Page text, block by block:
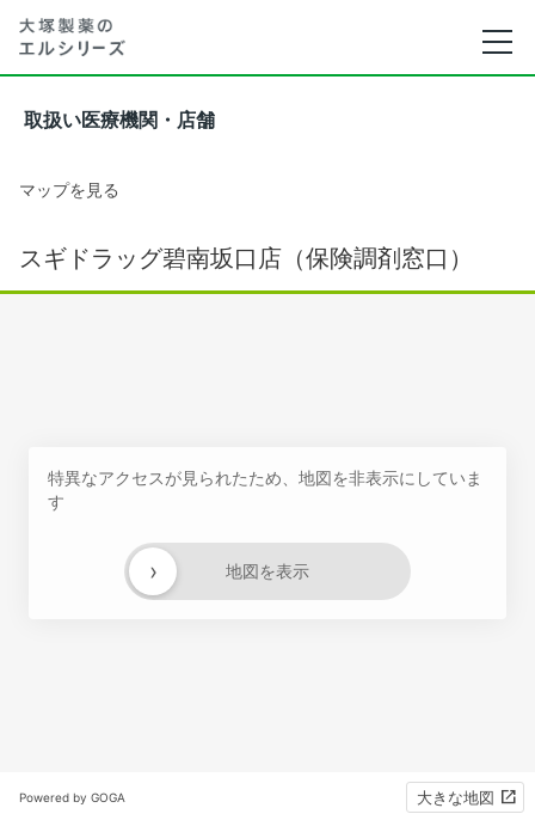
取扱い医療機関・店舗
マップを見る
スギドラッグ碧南坂口店（保険調剤窓口）
特異なアクセスが見られたため、地図を非表示にしていま
す
地図を表示
›
Powered by GOGA 大きな地図